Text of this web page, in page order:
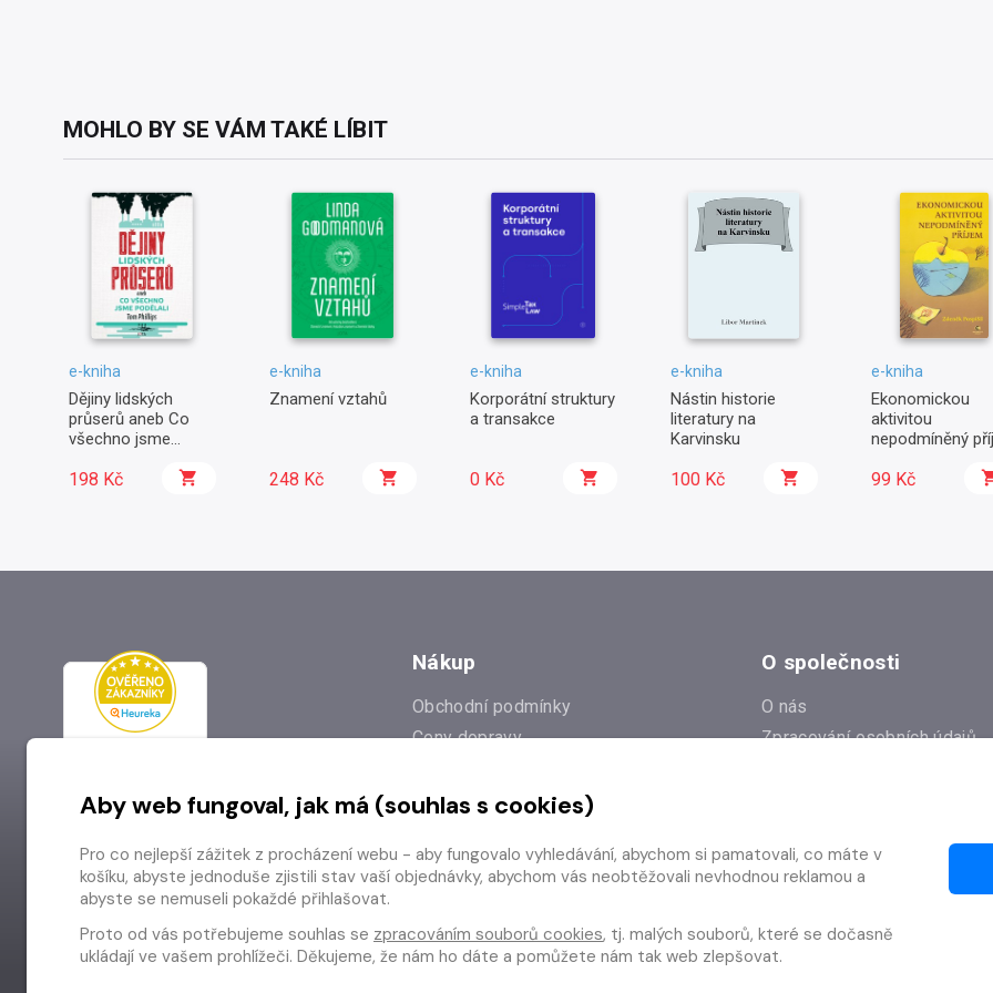
MOHLO BY SE VÁM TAKÉ LÍBIT
e-kniha
Dějiny lidských
průserů aneb Co
všechno jsme
198 Kč
e-kniha
Znamení vztahů
248 Kč
e-kniha
Korporátní struktury
a transakce
0 Kč
e-kniha
Nástin historie
literatury na
Karvinsku
100 Kč
e-kniha
Ekonomickou
aktivitou
nepodmíněný
99 Kč
Nákup
Obchodní podmínky
Ceny dopravy
Prodejna
Odstoupení od smlouvy
O společnosti
O nás
Zpracování osobních údajů
Aby web fungoval, jak má (souhlas s cookies)
Pro co nejlepší zážitek z procházení webu - aby fungovalo vyhledávání, abychom si pamatovali, co máte v
košíku, abyste jednoduše zjistili stav vaší objednávky, abychom vás neobtěžovali nevhodnou reklamou a
abyste se nemuseli pokaždé přihlašovat.
Proto od vás potřebujeme souhlas se zpracováním souborů cookies, tj. malých souborů, které se dočasně
ukládají ve vašem prohlížeči. Děkujeme, že nám ho dáte a pomůžete nám tak web zlepšovat.